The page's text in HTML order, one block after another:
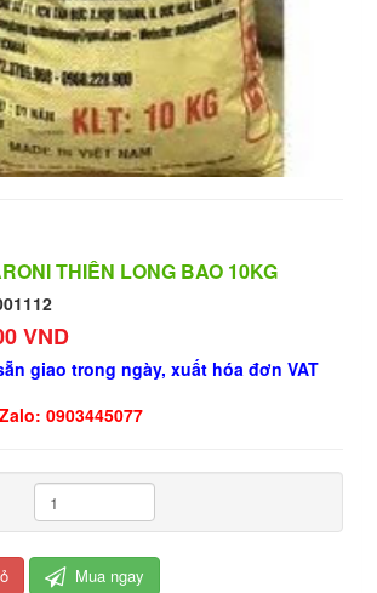
THIÊN LONG BAO 10KG
VND
giao trong ngày, xuất hóa đơn VAT
0903445077
Mua ngay